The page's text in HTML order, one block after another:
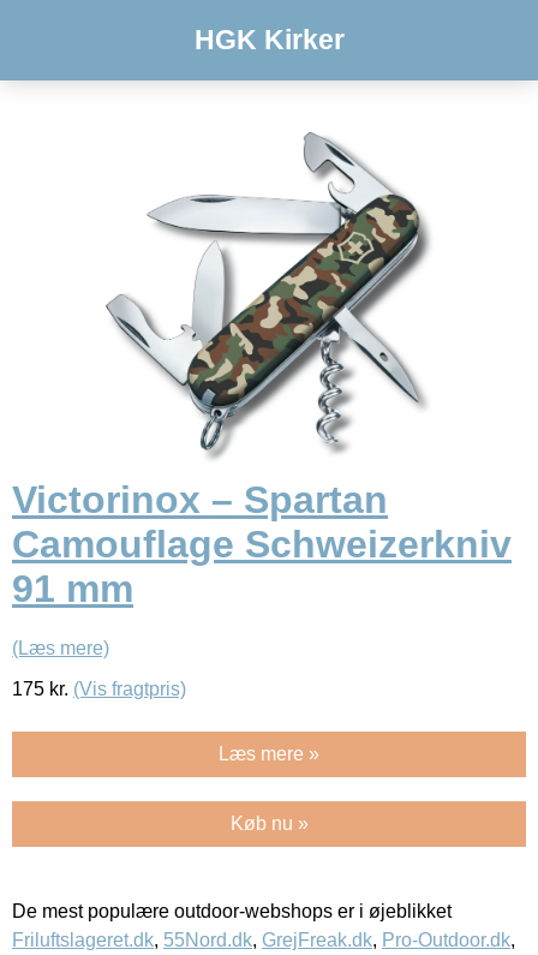
HGK Kirker
Victorinox – Spartan
Camouflage Schweizerkniv
91 mm
(Læs mere)
175 kr. (Vis fragtpris)
Læs mere »
Køb nu »
De mest populære outdoor-webshops er i øjeblikket
Friluftslageret.dk, 55Nord.dk, GrejFreak.dk, Pro-Outdoor.dk,